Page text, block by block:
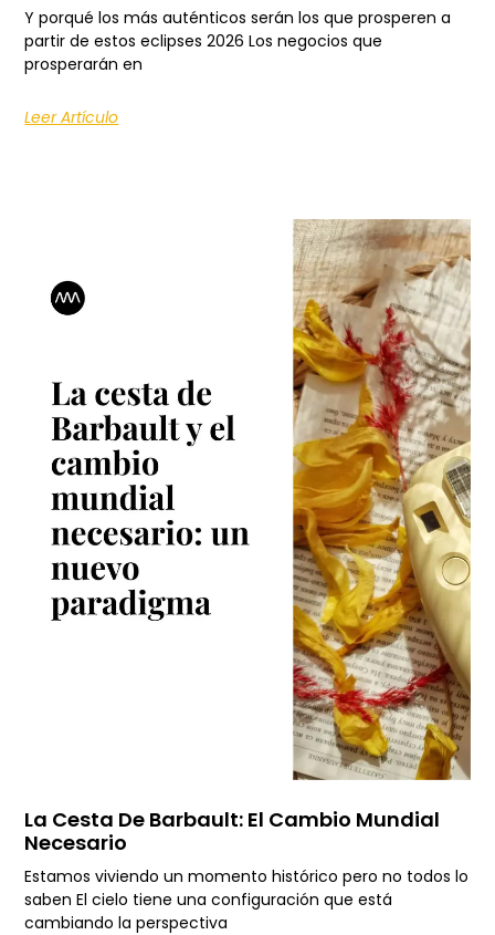
Y porqué los más auténticos serán los que prosperen a
partir de estos eclipses 2026 Los negocios que
prosperarán en
Leer Artículo
La Cesta De Barbault: El Cambio Mundial
Necesario
Estamos viviendo un momento histórico pero no todos lo
saben El cielo tiene una configuración que está
cambiando la perspectiva